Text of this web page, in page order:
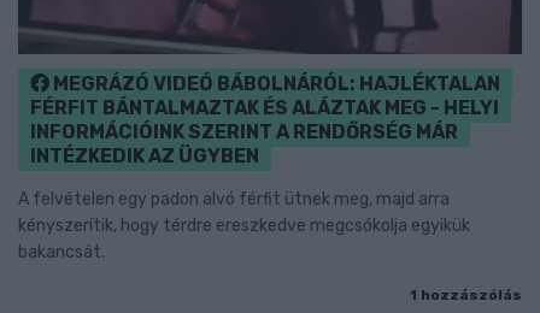
MEGRÁZÓ VIDEÓ BÁBOLNÁRÓL: HAJLÉKTALAN
FÉRFIT BÁNTALMAZTAK ÉS ALÁZTAK MEG - HELYI
INFORMÁCIÓINK SZERINT A RENDŐRSÉG MÁR
INTÉZKEDIK AZ ÜGYBEN
A felvételen egy padon alvó férfit ütnek meg, majd arra
kényszerítik, hogy térdre ereszkedve megcsókolja egyikük
bakancsát.
1 hozzászólás